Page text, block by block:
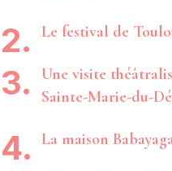
Le festival de
Une visite
Sainte-Marie-du-
La maison